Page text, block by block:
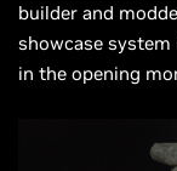
builder and
showcase
in the opening